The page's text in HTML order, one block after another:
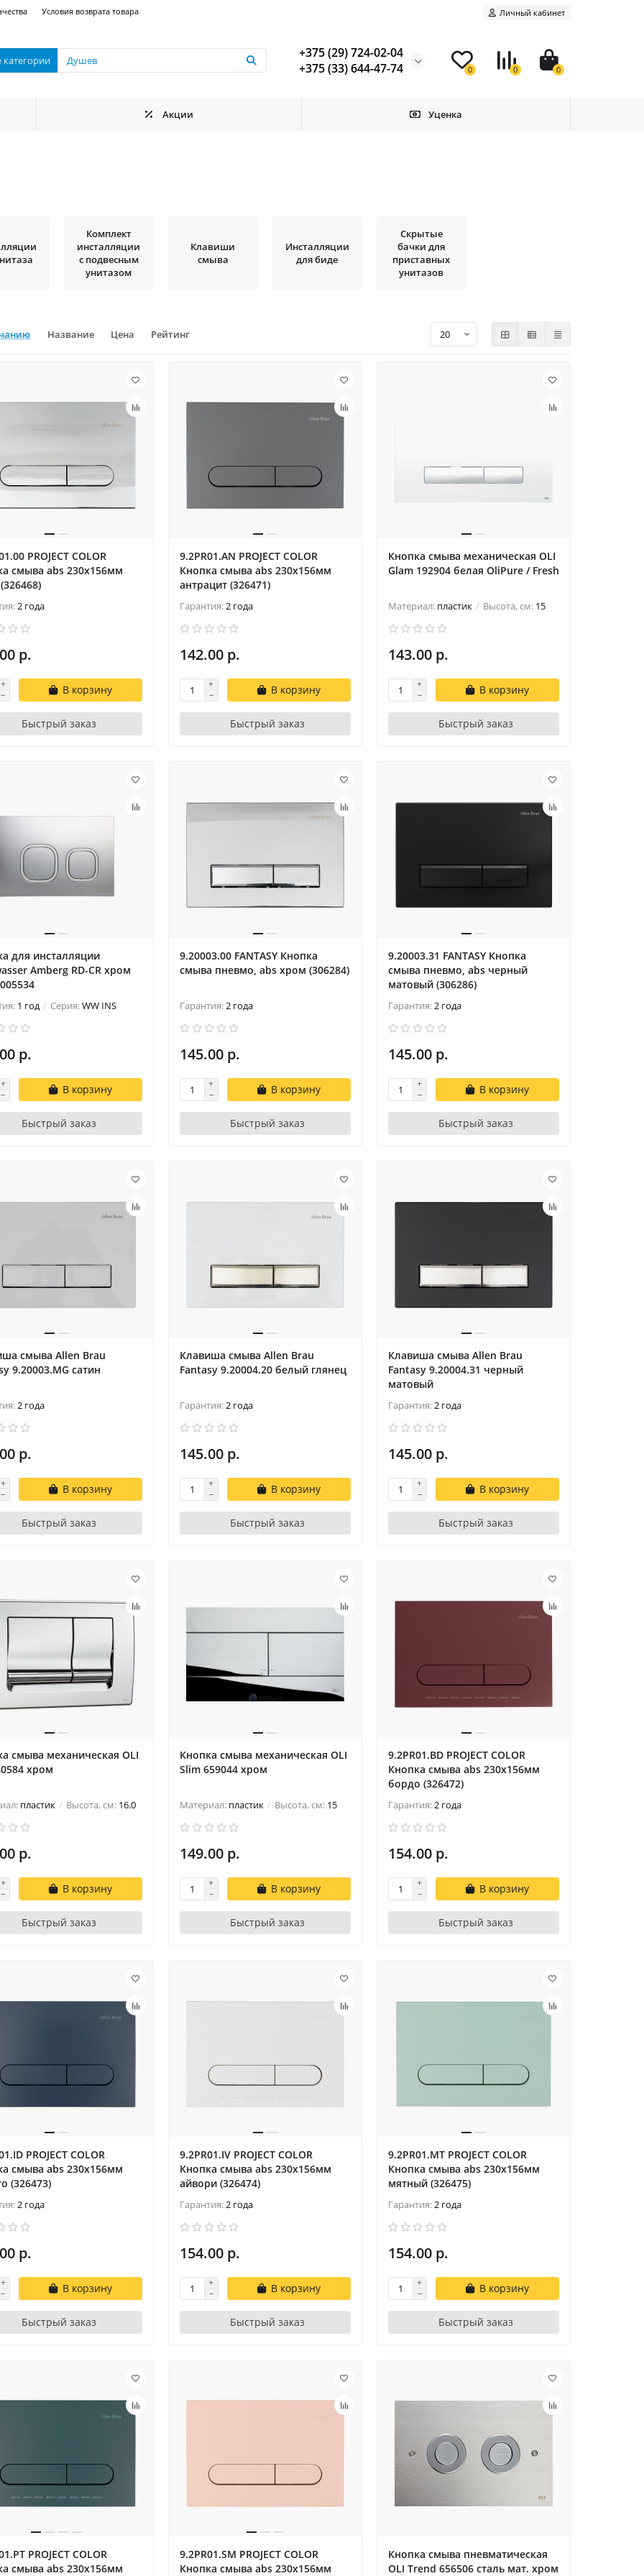
Условия возврата товара Личный кабинет
категории
+375 (29) 724-02-04
+375 (33) 644-47-74
0 0 0
Акции Уценка
Комплект
инсталляции
с подвесным
унитазом
Клавиши
смыва
Инсталляции
для биде
Скрытые
бачки для
приставных
унитазов
Название Цена Рейтинг
PROJECT COLOR
смыва abs 230x156мм
2 года
р.
В корзину
Быстрый заказ
9.2PR01.AN PROJECT COLOR
Кнопка смыва abs 230x156мм
антрацит (326471)
Гарантия:2 года
142.00 р.
В корзину
Быстрый заказ
Кнопка смыва механическая OLI
Glam 192904 белая OliPure / Fresh
Материал: пластик Высота, см: 15
143.00 р.
В корзину
Быстрый заказ
для инсталляции
Amberg RD-CR хром
1 год Серия:WW INS
р.
В корзину
Быстрый заказ
9.20003.00 FANTASY Кнопка
смыва пневмо, abs хром (306284)
Гарантия:2 года
145.00 р.
В корзину
Быстрый заказ
9.20003.31 FANTASY Кнопка
смыва пневмо, abs черный
матовый (306286)
Гарантия:2 года
145.00 р.
В корзину
Быстрый заказ
смыва Allen Brau
9.20003.MG сатин
2 года
р.
В корзину
Быстрый заказ
Клавиша смыва Allen Brau
Fantasy 9.20004.20 белый глянец
Гарантия:2 года
145.00 р.
В корзину
Быстрый заказ
Клавиша смыва Allen Brau
Fantasy 9.20004.31 черный
матовый
Гарантия:2 года
145.00 р.
В корзину
Быстрый заказ
смыва механическая OLI
хром
пластик Высота, см: 16.0
р.
В корзину
Быстрый заказ
Кнопка смыва механическая OLI
Slim 659044 хром
Материал: пластик Высота, см: 15
149.00 р.
В корзину
Быстрый заказ
9.2PR01.BD PROJECT COLOR
Кнопка смыва abs 230x156мм
бордо (326472)
Гарантия:2 года
154.00 р.
В корзину
Быстрый заказ
PROJECT COLOR
смыва abs 230x156мм
(326473)
2 года
р.
В корзину
Быстрый заказ
9.2PR01.IV PROJECT COLOR
Кнопка смыва abs 230x156мм
айвори (326474)
Гарантия:2 года
154.00 р.
В корзину
Быстрый заказ
9.2PR01.MT PROJECT COLOR
Кнопка смыва abs 230x156мм
мятный (326475)
Гарантия:2 года
154.00 р.
В корзину
Быстрый заказ
PROJECT COLOR
смыва abs 230x156мм
9.2PR01.SM PROJECT COLOR
Кнопка смыва abs 230x156мм
Кнопка смыва пневматическая
OLI Trend 656506 сталь мат. хром